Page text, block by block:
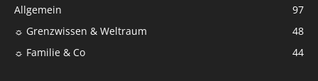
Allgemein
97
☼ Grenzwissen & Weltraum
48
☼ Familie & Co
44